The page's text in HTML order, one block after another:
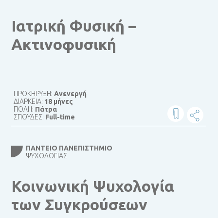
Ιατρική Φυσική –
Ακτινοφυσική
ΠΡΟΚΗΡΥΞΗ:Ανενεργή
ΔΙΑΡΚΕΙΑ: 18 μήνες
ΠΟΛΗ: Πάτρα
ΣΠΟΥΔΕΣ: Full-time
ΠΆΝΤΕΙΟ ΠΑΝΕΠΙΣΤΉΜΙΟ
ΨΥΧΟΛΟΓΊΑΣ
Κοινωνική Ψυχολογία
των Συγκρούσεων